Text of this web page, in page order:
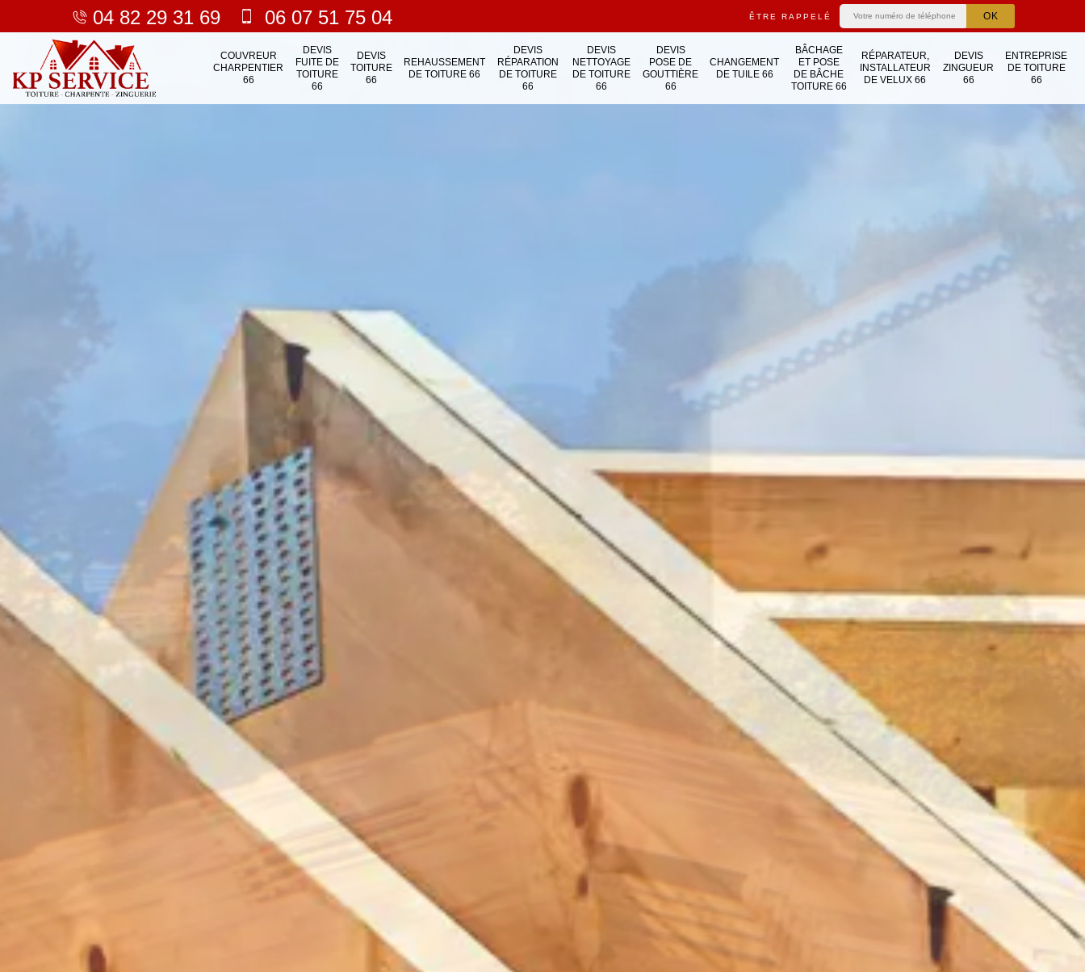
04 82 29 31 69 06 07 51 75 04 ÊTRE RAPPELÉ
COUVREUR
CHARPENTIER
66
DEVIS
FUITE DE
TOITURE
66
DEVIS
TOITURE
66
REHAUSSEMENT
DE TOITURE 66
DEVIS
RÉPARATION
DE TOITURE
66
DEVIS
NETTOYAGE
DE TOITURE
66
DEVIS
POSE DE
GOUTTIÈRE
66
CHANGEMENT
DE TUILE 66
BÂCHAGE
ET POSE
DE BÂCHE
TOITURE 66
RÉPARATEUR,
INSTALLATEUR
DE VELUX 66
DEVIS
ZINGUEUR
66
ENTREPRISE
DE TOITURE
66